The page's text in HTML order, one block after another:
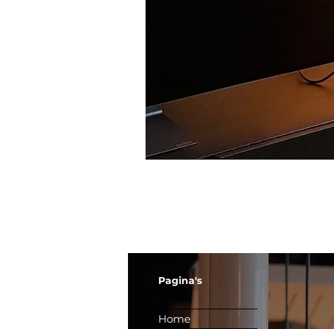
Pagina's
Home